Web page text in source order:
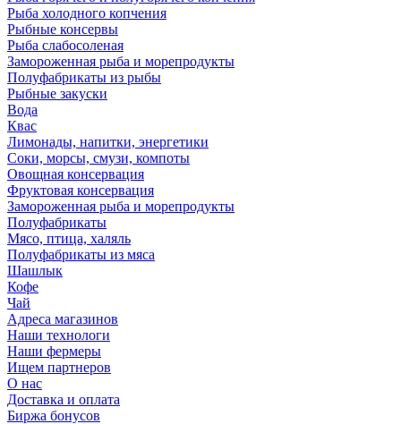
Рыба холодного копчения
Рыбные консервы
Рыба слабосоленая
Замороженная рыба и морепродукты
Полуфабрикаты из рыбы
Рыбные закуски
Вода
Квас
Лимонады, напитки, энергетики
Соки, морсы, смузи, компоты
Овощная консервация
Фруктовая консервация
Замороженная рыба и морепродукты
Полуфабрикаты
Мясо, птица, халяль
Полуфабрикаты из мяса
Шашлык
Кофе
Чай
Адреса магазинов
Наши технологи
Наши фермеры
Ищем партнеров
О нас
Доставка и оплата
Биржа бонусов